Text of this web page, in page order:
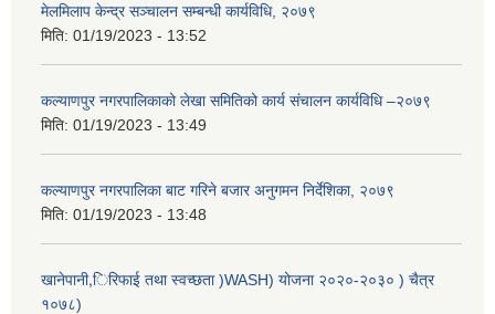
मेलमिलाप केन्द्र सञ्चालन सम्बन्धी कार्यविधि, २०७९
मिति: 01/19/2023 - 13:52
कल्याणपुर नगरपालिकाको लेखा समितिको कार्य संचालन कार्यविधि –२०७९
मिति: 01/19/2023 - 13:49
कल्याणपुर नगरपालिका बाट गरिने बजार अनुगमन निर्देशिका, २०७९
मिति: 01/19/2023 - 13:48
खानेपानी,िरिफाई तथा स्वच्छता )WASH) योजना २०२०-२०३० ) चैत्र
१०७८)